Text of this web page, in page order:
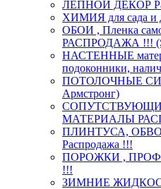
ЛЕПНОЙ ДЕКОР
ХИМИЯ для сада и
ОБОИ , Пленка
РАСПРОДАЖА !!!
НАСТЕННЫЕ
подоконники,
ПОТОЛОЧНЫЕ
Армстронг)
МАТЕРИАЛЫ
ПЛИНТУСА,
Распродажа !!!
ПОРОЖКИ ,
!!!
ЗИМНИЕ